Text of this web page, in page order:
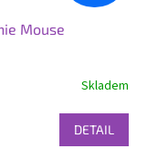
Mouse
Skladem
DETAIL